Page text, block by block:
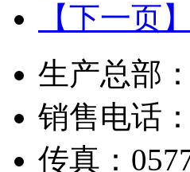
【下一页】
生产总部
销售电话
传真：